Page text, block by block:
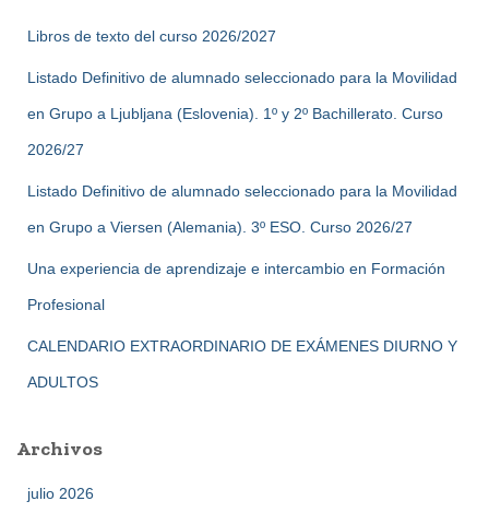
Libros de texto del curso 2026/2027
Listado Definitivo de alumnado seleccionado para la Movilidad
en Grupo a Ljubljana (Eslovenia). 1º y 2º Bachillerato. Curso
2026/27
Listado Definitivo de alumnado seleccionado para la Movilidad
en Grupo a Viersen (Alemania). 3º ESO. Curso 2026/27
Una experiencia de aprendizaje e intercambio en Formación
Profesional
CALENDARIO EXTRAORDINARIO DE EXÁMENES DIURNO Y
ADULTOS
Archivos
julio 2026